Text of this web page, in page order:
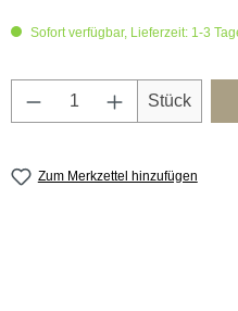
Sofort verfügbar, Lieferzeit: 1-3
Produkt Anzahl:
Stück
Zum Merkzettel hinzufügen